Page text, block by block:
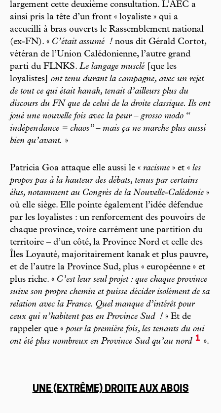
largement cette deuxième consultation. L’AEC a
ainsi pris la tête d’un front « loyaliste » qui a
accueilli à bras ouverts le Rassemblement national
(ex-FN). « C’était assumé ! nous dit Gérald Cortot,
vétéran de l’Union Calédonienne, l’autre grand
parti du FLNKS. Le langage musclé
[que les
loyalistes] ont tenu durant la campagne, avec un rejet
de tout ce qui était kanak, tenait d’ailleurs plus du
discours du FN que de celui de la droite classique. Ils ont
joué une nouvelle fois avec la peur – grosso modo “
indépendance = chaos” – mais ça ne marche plus aussi
bien qu’avant. »
Patricia Goa attaque elle aussi le « racisme » et « les
propos pas à la hauteur des débats, tenus par certains
élus, notamment au Congrès de la Nouvelle-Calédonie »
où elle siège. Elle pointe également l’idée défendue
par les loyalistes : un renforcement des pouvoirs de
chaque province, voire carrément une partition du
territoire – d’un côté, la Province Nord et celle des
Îles Loyauté, majoritairement kanak et plus pauvre,
et de l’autre la Province Sud, plus « européenne » et
plus riche. « C’est leur seul projet : que chaque province
suive son propre chemin et puisse décider isolément de sa
relation avec la France. Quel manque d’intérêt pour
ceux qui n’habitent pas en Province Sud ! » Et de
rappeler que « pour la première fois, les tenants du oui
ont été plus nombreux en Province Sud qu’au nord 1 ».
UNE (EXTRÊME) DROITE AUX ABOIS